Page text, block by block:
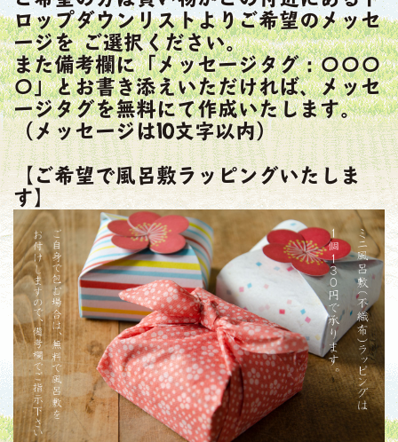
ロップダウンリストよりご希望のメッセ
ージを ご選択ください。
また備考欄に「メッセージタグ：〇〇〇
〇」とお書き添えいただければ、メッセ
ージタグを無料にて作成いたします。
（メッセージは10文字以内）
【ご希望で風呂敷ラッピングいたしま
す】